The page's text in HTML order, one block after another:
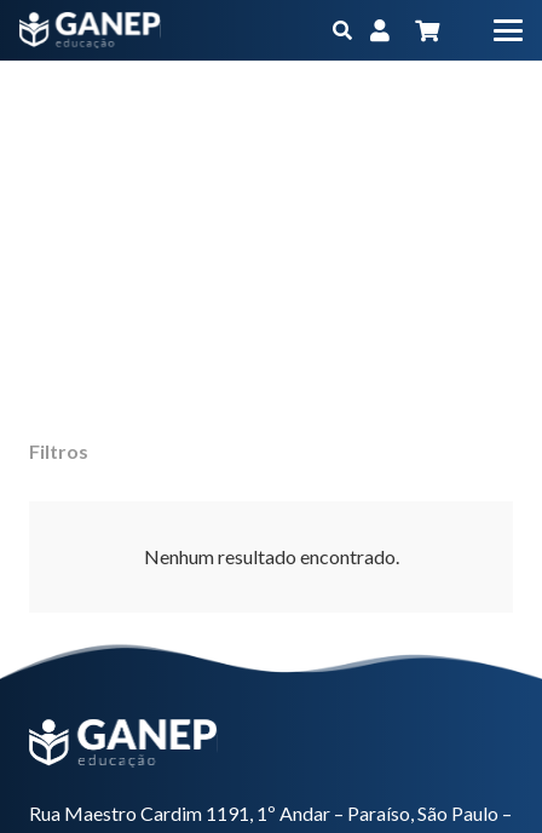
Filtros
Nenhum resultado encontrado.
Rua Maestro Cardim 1191, 1º Andar – Paraíso, São Paulo –